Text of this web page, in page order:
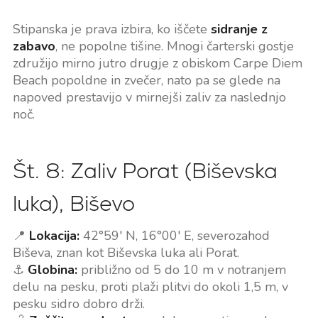
Stipanska je prava izbira, ko iščete sidranje z
zabavo, ne popolne tišine. Mnogi čarterski gostje
združijo mirno jutro drugje z obiskom Carpe Diem
Beach popoldne in zvečer, nato pa se glede na
napoved prestavijo v mirnejši zaliv za naslednjo
noč.
Št. 8: Zaliv Porat (Biševska
luka), Biševo
📍 Lokacija:42°59' N, 16°00' E, severozahod
Biševa, znan kot Biševska luka ali Porat.
⚓ Globina:približno od 5 do 10 m v notranjem
delu na pesku, proti plaži plitvi do okoli 1,5 m, v
pesku sidro dobro drži.